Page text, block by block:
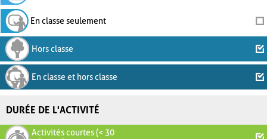
En classe seulement
Hors classe
En classe et hors classe
DURÉE DE L'ACTIVITÉ
Activités courtes (< 30